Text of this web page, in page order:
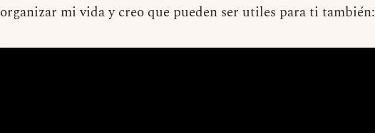
organizar mi vida y creo que pueden ser utiles para ti también: